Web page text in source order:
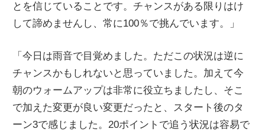
とを信じていることです。チャンスがある限りはけ
して諦めませんし、常に100％で挑んでいます。」
「今日は雨音で目覚めました。ただこの状況は逆に
チャンスかもしれないと思っていました。加えて今
朝のウォームアップは非常に役立ちましたし、そこ
で加えた変更が良い変更だったと、スタート後のタ
ーン3で感じました。20ポイントで追う状況は容易で